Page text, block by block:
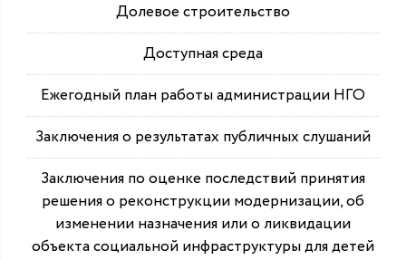
Долевое строительство
Доступная среда
Ежегодный план работы администрации НГО
Заключения о результатах публичных слушаний
Заключения по оценке последствий принятия
решения о реконструкции модернизации, об
изменении назначения или о ликвидации
объекта социальной инфраструктуры для детей